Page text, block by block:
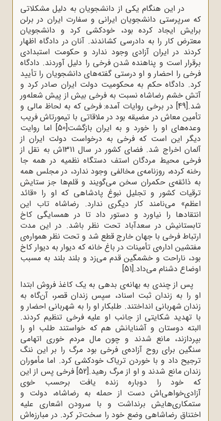
در این هنگام یکی از دانشجویان به دلیل مشکلاتی
که سرپرستی دانشجویان ایرانی و سفارت ایران در برلن
برایش ایجاد کرده بود، خودکشی کرد و دانشجویان
معترض کار را به دادرسی کشاندند. آنان در دادگاه اظهار
کردند در ایران آزادی وجود ندارد و حکومت استبدادی
برقرار است و پناهنده شدن فرخی را دلیل آوردند. دادگاه
فرخی را احضار و او درستی گفته‌های دانشجویان را تأیید
کرد. دادگاه حکم به محکومیت دولت ایران صادر کرد و
آتش خشم رضاشاه نسبت به فرخی بیش از پیش شعله‌ور
شد.[49]
در برخی روایات آمده: فرخی که به لحاظ مالی و
تأمین معاش در مضیقه بود در ملاقاتی با تیمورتاش فریب
وعده‌های او را خورد و به ایران بازگشت[50]
اما روایت
دیگر این است که فرخی به درخواست دولت ایران از
آلمان اخراج شد. فضای کشور در سال 1311ش به نقل از
فرخی محیط مردگان استف دستگاه نظمیه در همه جا
رخنه کرده، روزنامه‌ی مخالفی وجود ندارد، در مجلس همه
به ذائقه‌ی حکمران سخن می‌گویند و قلم‌ها جز ستایش
ترقیات کشور و تجلیل نبوغ پادشاهی که او را «قائد
اعظم» می‌نامند کار دیگری ندارد. رضاشاه تاب این
انتقادها را نیاورد و دستور داد تا در همسایگی کاخ
تابستانیش در سعدآباد تحت نظر باشد. در این مدت
ارتباط فرخی با جهان خارج قطع شد و تحت نظر همواره‌ی
مفتشین اداره‌ی تأمینات در باغ خانه که دیوار به دیوار کاخ
بود، ناراحت و خشمگین قدم می‌زد و بلند بلند به مسبب
اوضاع دشنام می‌داد.[51]
پس از چندی به بهانه‌ی بدهی به یک کاغذ فروش ابتدا
او را به زندان ثبت اسناد، سپس زندان قصر، آن‌گاه به
زندان شهربانی انداختند. طلبکار او را به شهربانی احضار و
با تهدید شکایتی از جانب او علیه فرخی تنظیم کردند.
البته دوستان و آشنایانش هم که خواستند طلب او را
بپردازند، مانع شدند و چون مال مردم خوری اتهامی
سنگین برای روح آزاده‌ی فرخی بود مرگ را بر این ننگ
ترجیح داد و با خوردن تریاک خودکشی کرد. اما مأموران
زندان مانع شدند و او از مرگ رهید.[52]
فرخی پس از این
‌که خود را دوباره زنده یافت برحسب خوی
آزادی‌خواهی‌اش دست از حمله به رضاشاه، دولت و
ستمکاری‌هایش برنداشت و با سرودن اشعاری علیه
اختناق رضاشاهی وضع خود را سخت‌تر کرد. در مبارزه‌اش